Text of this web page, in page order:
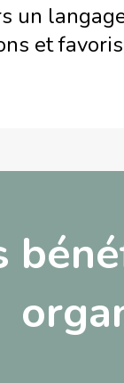
un
et